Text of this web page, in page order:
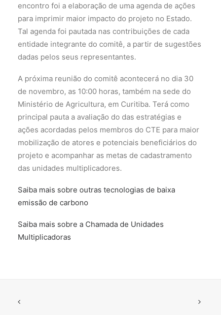
encontro foi a elaboração de uma agenda de ações
para imprimir maior impacto do projeto no Estado.
Tal agenda foi pautada nas contribuições de cada
entidade integrante do comitê, a partir de sugestões
dadas pelos seus representantes.
A próxima reunião do comitê acontecerá no dia 30
de novembro, as 10:00 horas, também na sede do
Ministério de Agricultura, em Curitiba. Terá como
principal pauta a avaliação do das estratégias e
ações acordadas pelos membros do CTE para maior
mobilização de atores e potenciais beneficiários do
projeto e acompanhar as metas de cadastramento
das unidades multiplicadores.
Saiba mais sobre outras tecnologias de baixa
emissão de carbono
Saiba mais sobre a Chamada de Unidades
Multiplicadoras